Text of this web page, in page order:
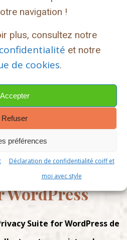
navigation !
plus, consultez notre
et notre
de cookies.
Accepter
Refuser
préférences
Déclaration de confidentialité coiff et
moi avec style
personnelles vous
des fins administratives,
raisons de sécurité.
?
visiteurs peuvent être
service automatisé de
| The Privacy
WordPress
Suite for WordPress de